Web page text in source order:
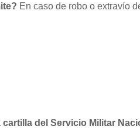
En caso de robo o extravío
del Servicio Militar